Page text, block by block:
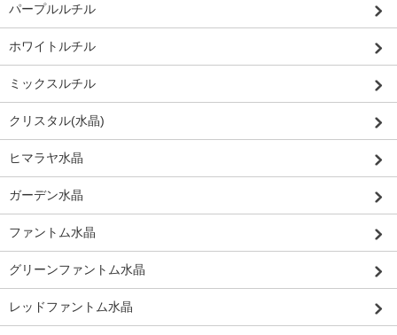
パープルルチル
ホワイトルチル
ミックスルチル
クリスタル(水晶)
ヒマラヤ水晶
ガーデン水晶
ファントム水晶
グリーンファントム水晶
レッドファントム水晶